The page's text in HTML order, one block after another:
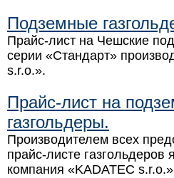
Подземные
Прайс-лист на Чешские
серии «Стандарт»
s.r.o.».
Прайс-лист на
газгольдеры.
Производителем всех
прайс-листе газгольдеров
компания «KADATEC